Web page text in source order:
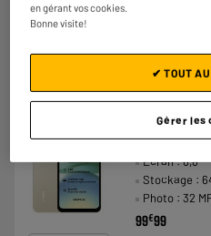
Smartphone
Ecran : 6,8 "
Stockage :
Photo : 32
99€99
en gérant vos cookies.
Bonne visite!
Gérer les
✔ TOUT